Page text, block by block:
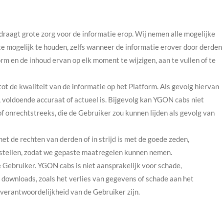
grote zorg voor de informatie erop. Wij nemen alle mogelijke
mogelijk te houden, zelfs wanneer de informatie erover door derden
en de inhoud ervan op elk moment te wijzigen, aan te vullen of te
de kwaliteit van de informatie op het Platform. Als gevolg hiervan
accuraat of actueel is. Bijgevolg kan YGON cabs niet
die de Gebruiker zou kunnen lijden als gevolg van
de rechten van derden of in strijd is met de goede zeden,
zodat we gepaste maatregelen kunnen nemen.
YGON cabs is niet aansprakelijk voor schade,
zoals het verlies van gegevens of schade aan het
van de Gebruiker zijn.